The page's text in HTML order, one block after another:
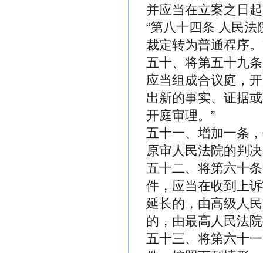
并应当在立案之日
“第八十四条 人民
裁定转为普通程序。
五十、将第五十九
应当组成合议庭，
出新的事实、证据
开庭审理。”
五十一、增加一条
原审人民法院的判
五十二、将第六十
件，应当在收到上
延长的，由高级人
的，由最高人民法
五十三、将第六十